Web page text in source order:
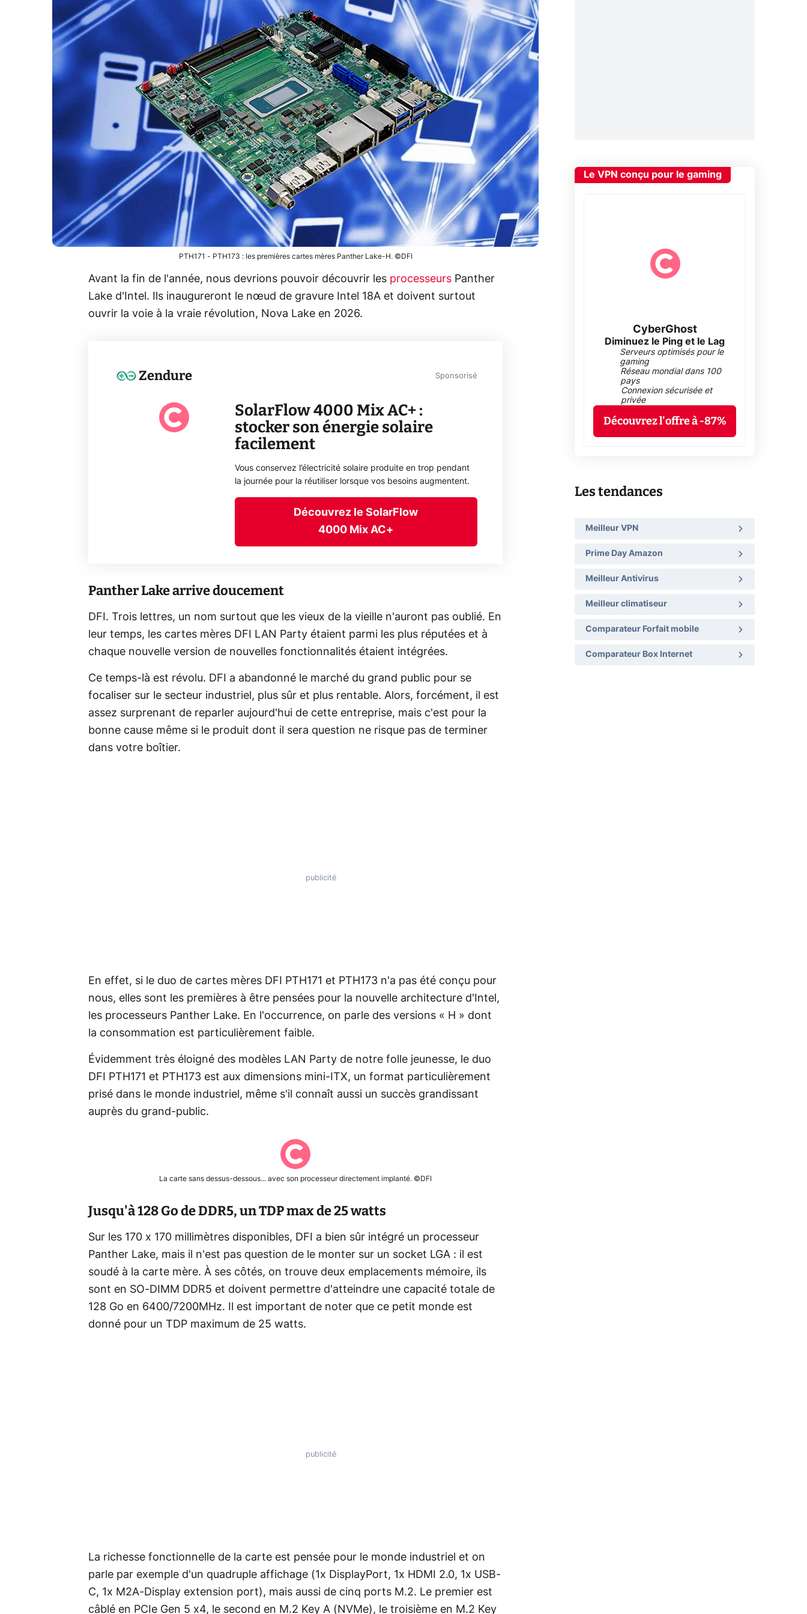
PTH171 - PTH173 : les premières cartes mères Panther Lake-H. ©DFI
Avant la fin de l'année, nous devrions pouvoir découvrir les processeurs Panther
Lake d'Intel. Ils inaugureront le nœud de gravure Intel 18A et doivent surtout
ouvrir la voie à la vraie révolution, Nova Lake en 2026.
Zendure Sponsorisé
SolarFlow 4000 Mix AC+ :
stocker son énergie solaire
facilement
Vous conservez l’électricité solaire produite en trop pendant
la journée pour la réutiliser lorsque vos besoins augmentent.
Découvrez le SolarFlow
4000 Mix AC+
Panther Lake arrive doucement
DFI. Trois lettres, un nom surtout que les vieux de la vieille n'auront pas oublié. En
leur temps, les cartes mères DFI LAN Party étaient parmi les plus réputées et à
chaque nouvelle version de nouvelles fonctionnalités étaient intégrées.
Ce temps-là est révolu. DFI a abandonné le marché du grand public pour se
focaliser sur le secteur industriel, plus sûr et plus rentable. Alors, forcément, il est
assez surprenant de reparler aujourd'hui de cette entreprise, mais c'est pour la
bonne cause même si le produit dont il sera question ne risque pas de terminer
dans votre boîtier.
En effet, si le duo de cartes mères DFI PTH171 et PTH173 n'a pas été conçu pour
nous, elles sont les premières à être pensées pour la nouvelle architecture d'Intel,
les processeurs Panther Lake. En l'occurrence, on parle des versions « H » dont
la consommation est particulièrement faible.
Évidemment très éloigné des modèles LAN Party de notre folle jeunesse, le duo
DFI PTH171 et PTH173 est aux dimensions mini-ITX, un format particulièrement
prisé dans le monde industriel, même s'il connaît aussi un succès grandissant
auprès du grand-public.
La carte sans dessus-dessous... avec son processeur directement implanté. ©DFI
Jusqu'à 128 Go de DDR5, un TDP max de 25 watts
Sur les 170 x 170 millimètres disponibles, DFI a bien sûr intégré un processeur
Panther Lake, mais il n'est pas question de le monter sur un socket LGA : il est
soudé à la carte mère. À ses côtés, on trouve deux emplacements mémoire, ils
sont en SO-DIMM DDR5 et doivent permettre d'atteindre une capacité totale de
128 Go en 6400/7200MHz. Il est important de noter que ce petit monde est
donné pour un TDP maximum de 25 watts.
La richesse fonctionnelle de la carte est pensée pour le monde industriel et on
parle par exemple d'un quadruple affichage (1x DisplayPort, 1x HDMI 2.0, 1x USB-
C, 1x M2A-Display extension port), mais aussi de cinq ports M.2. Le premier est
câblé en PCIe Gen 5 x4, le second en M.2 Key A (NVMe), le troisième en M.2 Key
Le VPN conçu pour le gaming
CyberGhost
Diminuez le Ping et le Lag
Serveurs optimisés pour le
gaming
Réseau mondial dans 100
pays
Connexion sécurisée et
privée
Découvrez l'offre à -87%
Les tendances
Meilleur VPN
Prime Day Amazon
Meilleur Antivirus
Meilleur climatiseur
Comparateur Forfait mobile
Comparateur Box Internet